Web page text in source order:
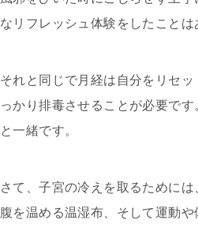
なリフレッシュ体験をしたことは
それと同じで月経は自分をリセ
っかり排毒させることが必要で
と一緒です。
さて、子宮の冷えを取るために
腹を温める温湿布、そして運動や